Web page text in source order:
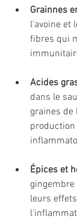
Grainnes
l'avoine et
fibres qui
Acides
dans le
graines
Épices et
leurs